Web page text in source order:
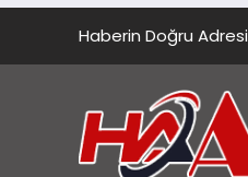
Haberin Doğru Adresi